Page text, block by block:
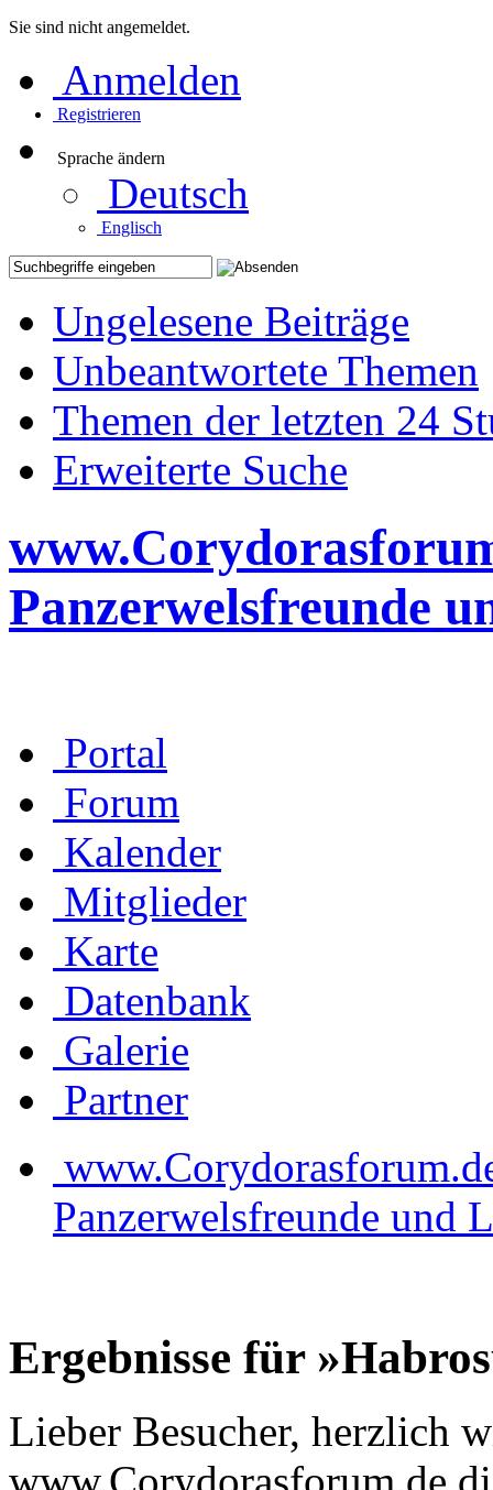
Sie sind nicht angemeldet.
Anmelden
Registrieren
Sprache ändern
Deutsch
Englisch
Ungelesene Beiträge
Unbeantwortete Themen
Themen der letzten 24
Erweiterte Suche
Panzerwelsfreunde
Portal
Forum
Kalender
Mitglieder
Karte
Datenbank
Galerie
Partner
Panzerwelsfreunde und
Ergebnisse für
Lieber Besucher, herzlich
www.Corydorasforum.de